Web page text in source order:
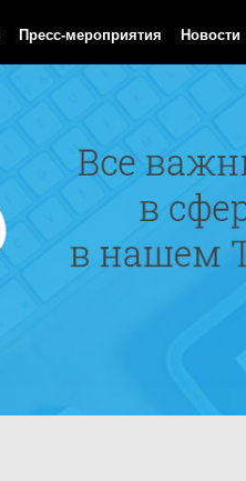
Пресс-мероприятия Новости